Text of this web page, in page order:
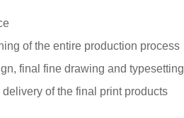
of the entire production process
final fine drawing and typesetting
of the final print products